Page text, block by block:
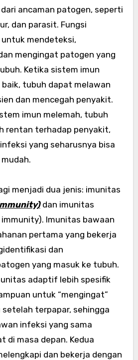
ancaman patogen, seperti
dan parasit. Fungsi
mendeteksi,
mengingat patogen yang
Ketika sistem imun
tubuh dapat melawan
dan mencegah penyakit.
imun melemah, tubuh
rentan terhadap penyakit,
yang seharusnya bisa
menjadi dua jenis: imunitas
dan imunitas
Imunitas bawaan
pertama yang bekerja
dan
yang masuk ke tubuh.
adaptif lebih spesifik
untuk “mengingat”
terpapar, sehingga
infeksi yang sama
di masa depan. Kedua
dan bekerja dengan